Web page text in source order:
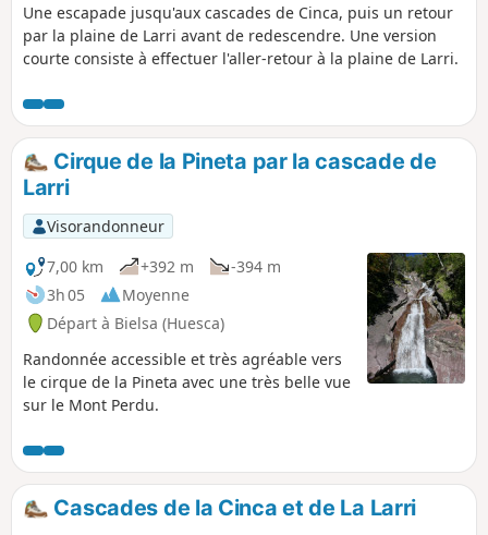
Une escapade jusqu'aux cascades de Cinca, puis un retour
par la plaine de Larri avant de redescendre. Une version
courte consiste à effectuer l'aller-retour à la plaine de Larri.
Cirque de la Pineta par la cascade de
Larri
Visorandonneur
7,00 km
+392 m
-394 m
3h 05
Moyenne
Départ à Bielsa (Huesca)
Randonnée accessible et très agréable vers
le cirque de la Pineta avec une très belle vue
sur le Mont Perdu.
Cascades de la Cinca et de La Larri